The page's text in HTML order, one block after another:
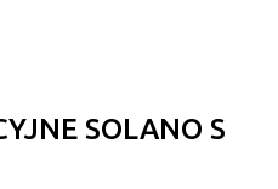
SOLANO S